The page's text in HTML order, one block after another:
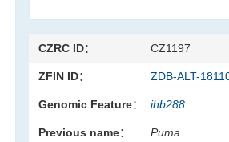
CZRC ID： CZ1197
ZFIN ID： ZDB-ALT-
Genomic Feature： ihb288
Previous name： Puma